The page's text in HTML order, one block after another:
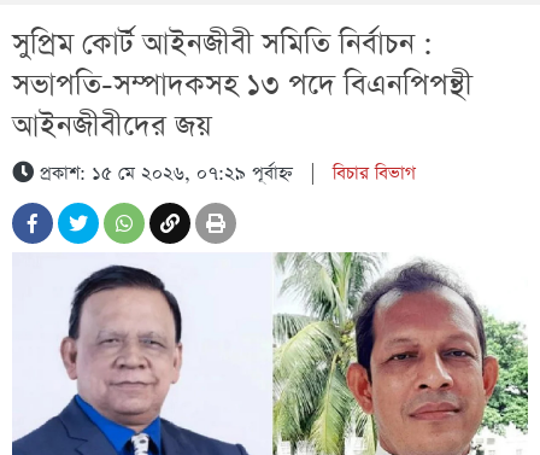
সুপ্রিম কোর্ট আইনজীবী সমিতি নির্বাচন :
সভাপতি-সম্পাদকসহ ১৩ পদে বিএনপিপন্থী
আইনজীবীদের জয়
প্রকাশ: ১৫ মে ২০২৬, ০৭:২৯ পূর্বাহ্ন|বিচার বিভাগ